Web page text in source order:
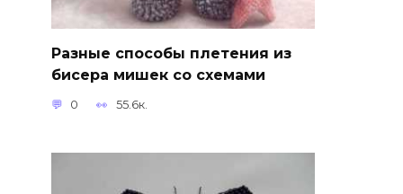
Разные способы плетения из
бисера мишек со схемами
0 55.6к.